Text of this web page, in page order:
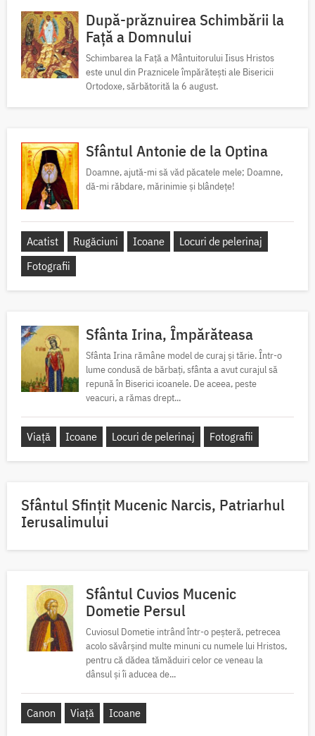
După-prăznuirea Schimbării la
Față a Domnului
Schimbarea la Față a Mântuitorului Iisus Hristos
este unul din Praznicele împărătești ale Bisericii
Ortodoxe, sărbătorită la 6 august.
Sfântul Antonie de la Optina
Doamne, ajută-mi să văd păcatele mele; Doamne,
dă-mi răbdare, mărinimie şi blândeţe!
Acatist Rugăciuni Icoane
Locuri de pelerinaj
Fotografii
Sfânta Irina, Împărăteasa
Sfânta Irina rămâne model de curaj și tărie. Într-o
lume condusă de bărbați, sfânta a avut curajul să
repună în Biserici icoanele. De aceea, peste
veacuri, a rămas drept...
Viață Icoane Locuri de pelerinaj Fotografii
Sfântul Sfinţit Mucenic Narcis, Patriarhul
Ierusalimului
Sfântul Cuvios Mucenic
Dometie Persul
Cuviosul Dometie intrând într-o peșteră, petrecea
acolo săvârșind multe minuni cu numele lui Hristos,
pentru că dădea tămăduiri celor ce veneau la
dânsul și îi aducea de...
Canon Viață Icoane